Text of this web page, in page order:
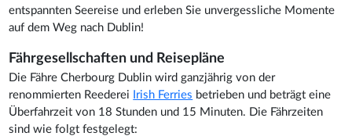
entspannten Seereise und erleben Sie unvergessliche Momente
auf dem Weg nach Dublin!
Fährgesellschaften und Reisepläne
Die Fähre Cherbourg Dublin wird ganzjährig von der
renommierten Reederei Irish Ferries betrieben und beträgt eine
Überfahrzeit von 18 Stunden und 15 Minuten. Die Fährzeiten
sind wie folgt festgelegt: